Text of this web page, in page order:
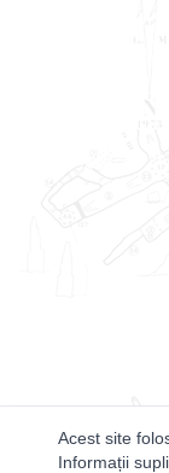
Acest site
Informații